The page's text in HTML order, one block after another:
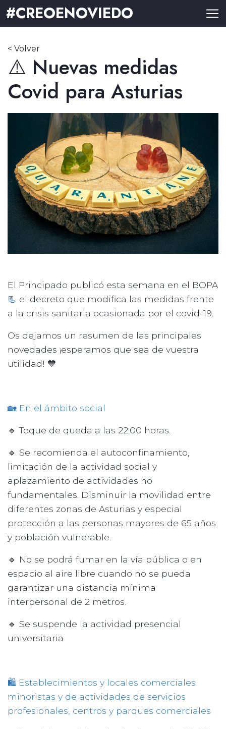
#CREOENOVIEDO
< Volver
⚠️ Nuevas medidas
Covid para Asturias
El Principado publicó esta semana en el BOPA
📃 el decreto que modifica las medidas frente
a la crisis sanitaria ocasionada por el covid-19.
Os dejamos un resumen de las principales
novedades ¡esperamos que sea de vuestra
utilidad! 💙
🏡 En el ámbito social
🔹 Toque de queda a las 22:00 horas.
🔹 Se recomienda el autoconfinamiento,
limitación de la actividad social y
aplazamiento de actividades no
fundamentales. Disminuir la movilidad entre
diferentes zonas de Asturias y especial
protección a las personas mayores de 65 años
y población vulnerable.
🔹 No se podrá fumar en la vía pública o en
espacio al aire libre cuando no se pueda
garantizar una distancia mínima
interpersonal de 2 metros.
🔹 Se suspende la actividad presencial
universitaria.
🛍️ Establecimientos y locales comerciales
minoristas y de actividades de servicios
profesionales, centros y parques comerciales